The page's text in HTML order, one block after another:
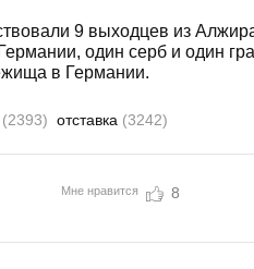
9 выходцев из
один серб и один
в Германии.
(2393) отставка (3242)
Мне нравится 8